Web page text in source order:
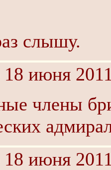
слышу.
июня
члены
июня